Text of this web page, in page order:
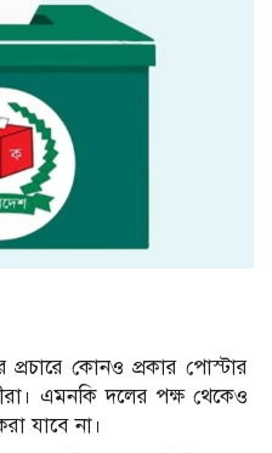
প্রচারে কোনও প্রকার পোস্টার
এমনকি দলের পক্ষ থেকেও
যাবে না।